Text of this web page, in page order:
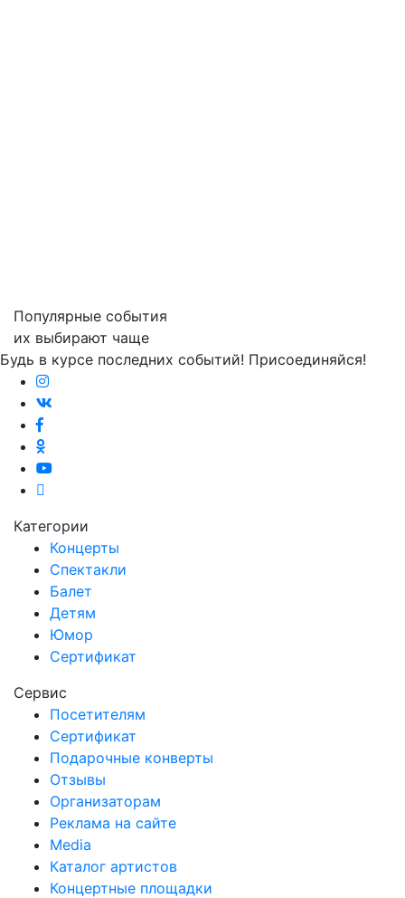
Популярные события
их выбирают чаще
Будь в курсе последних событий! Присоединяйся!
Категории
Концерты
Спектакли
Балет
Детям
Юмор
Сертификат
Сервис
Посетителям
Сертификат
Подарочные конверты
Отзывы
Организаторам
Реклама на сайте
Media
Каталог артистов
Концертные площадки